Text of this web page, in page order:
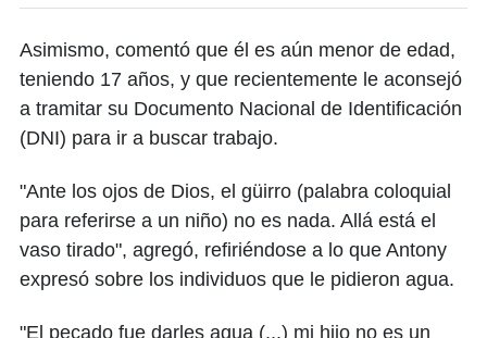
Asimismo, comentó que él es aún menor de edad,
teniendo 17 años, y que recientemente le aconsejó
a tramitar su Documento Nacional de Identificación
(DNI) para ir a buscar trabajo.
"Ante los ojos de Dios, el güirro (palabra coloquial
para referirse a un niño) no es nada. Allá está el
vaso tirado", agregó, refiriéndose a lo que Antony
expresó sobre los individuos que le pidieron agua.
"El pecado fue darles agua (...) mi hijo no es un